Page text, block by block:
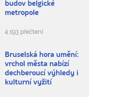
budov belgické
metropole
4.193 přečtení
Bruselská hora umění:
vrchol města nabízí
dechberoucí výhledy i
kulturní vyžití